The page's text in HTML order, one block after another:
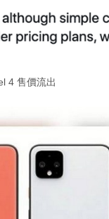
4 售價流出